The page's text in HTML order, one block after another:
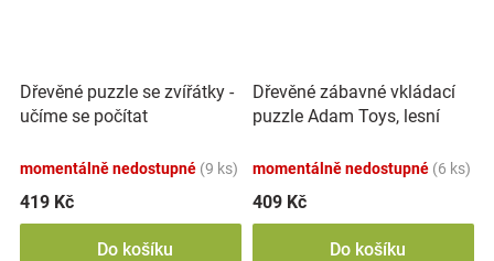
Dřevěné puzzle se zvířátky -
učíme se počítat
momentálně nedostupné (9 ks)
419 Kč
Do košíku
Dřevěné zábavné vkládací
puzzle Adam Toys, lesní
momentálně nedostupné (6 ks)
409 Kč
Do košíku